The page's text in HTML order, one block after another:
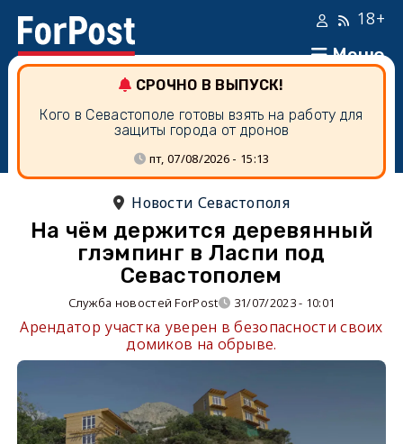
Меню
18+
СРОЧНО В ВЫПУСК!
Кого в Севастополе готовы взять на работу для
защиты города от дронов
пт, 07/08/2026 - 15:13
Новости Севастополя
На чём держится деревянный
глэмпинг в Ласпи под
Севастополем
Служба новостей ForPost 31/07/2023 - 10:01
Арендатор участка уверен в безопасности своих
домиков на обрыве.